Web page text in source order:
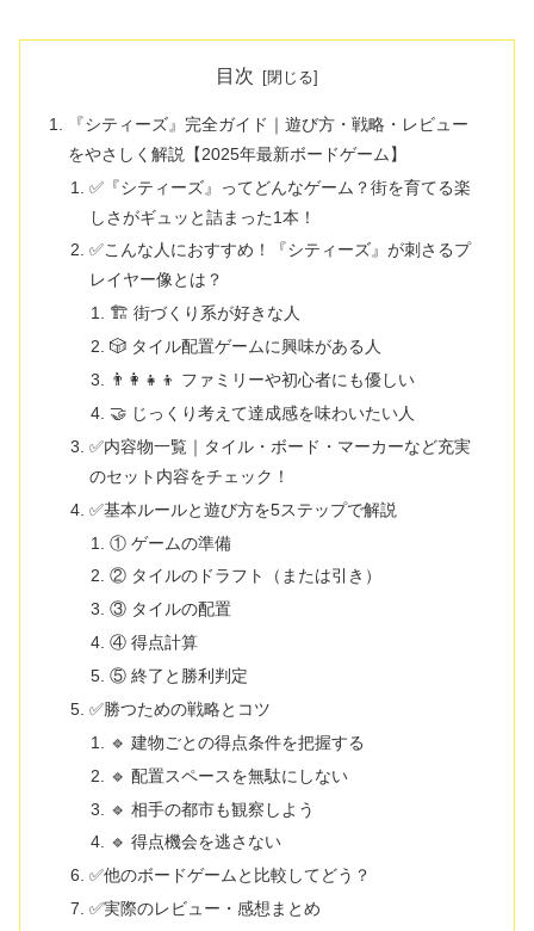
目次
『シティーズ』完全ガイド｜遊び方・戦略・レビュー
をやさしく解説【2025年最新ボードゲーム】
✅『シティーズ』ってどんなゲーム？街を育てる楽
しさがギュッと詰まった1本！
✅こんな人におすすめ！『シティーズ』が刺さるプ
レイヤー像とは？
🏗 街づくり系が好きな人
🎲 タイル配置ゲームに興味がある人
👨‍👩‍👧‍👦 ファミリーや初心者にも優しい
🤝 じっくり考えて達成感を味わいたい人
✅内容物一覧｜タイル・ボード・マーカーなど充実
のセット内容をチェック！
✅基本ルールと遊び方を5ステップで解説
① ゲームの準備
② タイルのドラフト（または引き）
③ タイルの配置
④ 得点計算
⑤ 終了と勝利判定
✅勝つための戦略とコツ
🔹 建物ごとの得点条件を把握する
🔹 配置スペースを無駄にしない
🔹 相手の都市も観察しよう
🔹 得点機会を逃さない
✅他のボードゲームと比較してどう？
✅実際のレビュー・感想まとめ